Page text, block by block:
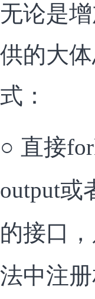
无论是
供的大
式：
○ 直接
output或
的接口
法中注